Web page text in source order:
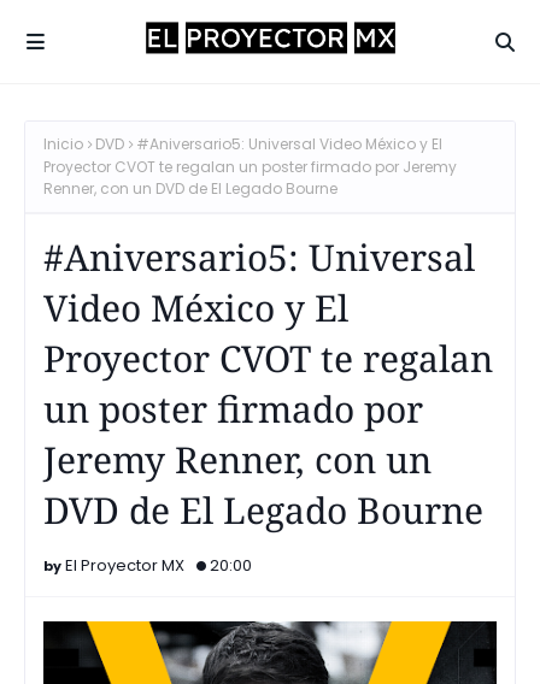
Inicio DVD
#Aniversario5: Universal Video México y El
Proyector CVOT te regalan un poster firmado por Jeremy
Renner, con un DVD de El Legado Bourne
#Aniversario5: Universal
Video México y El
Proyector CVOT te regalan
un poster firmado por
Jeremy Renner, con un
DVD de El Legado Bourne
El Proyector MX 20:00